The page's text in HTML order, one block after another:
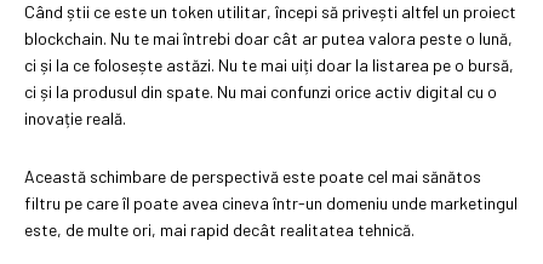
Când știi ce este un token utilitar, începi să privești altfel un proiect
blockchain. Nu te mai întrebi doar cât ar putea valora peste o lună,
ci și la ce folosește astăzi. Nu te mai uiți doar la listarea pe o bursă,
ci și la produsul din spate. Nu mai confunzi orice activ digital cu o
inovație reală.
Această schimbare de perspectivă este poate cel mai sănătos
filtru pe care îl poate avea cineva într-un domeniu unde marketingul
este, de multe ori, mai rapid decât realitatea tehnică.